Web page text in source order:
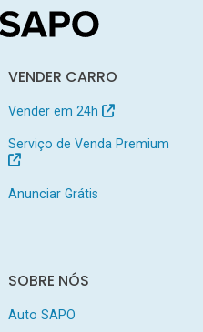
VENDER CARRO
Vender em 24h
Serviço de Venda Premium
Anunciar Grátis
SOBRE NÓS
Auto SAPO